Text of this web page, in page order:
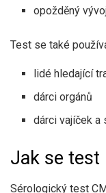
opožděný
Test se také
lidé hledající
dárci orgánů
dárci vajíček a
Jak se test
Sérologický test